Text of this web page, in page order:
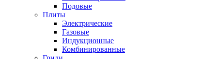
Подовые
Плиты
Электрические
Газовые
Индукционные
Комбинированные